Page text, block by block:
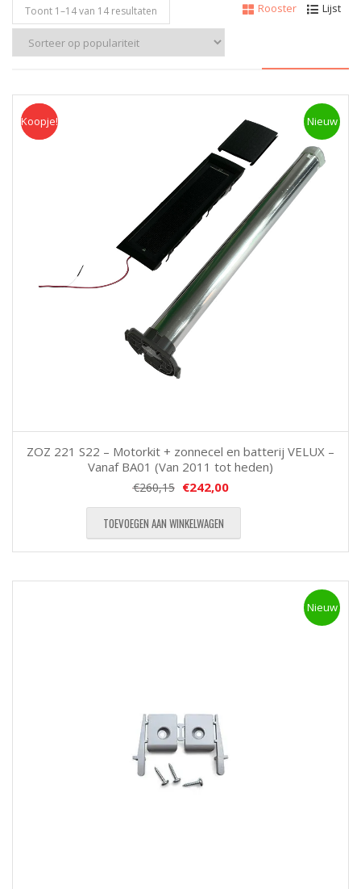
Rooster
Lijst
Toont 1–14van 14 resultaten
Koopje Nieuw
Koopje!
ZOZ 221 S22 – Motorkit + zonnecel en batterij VELUX –
Vanaf BA01 (Van 2011 tot heden)
€260,15 €242,00
TOEVOEGEN AAN WINKELWAGEN
Nieuw